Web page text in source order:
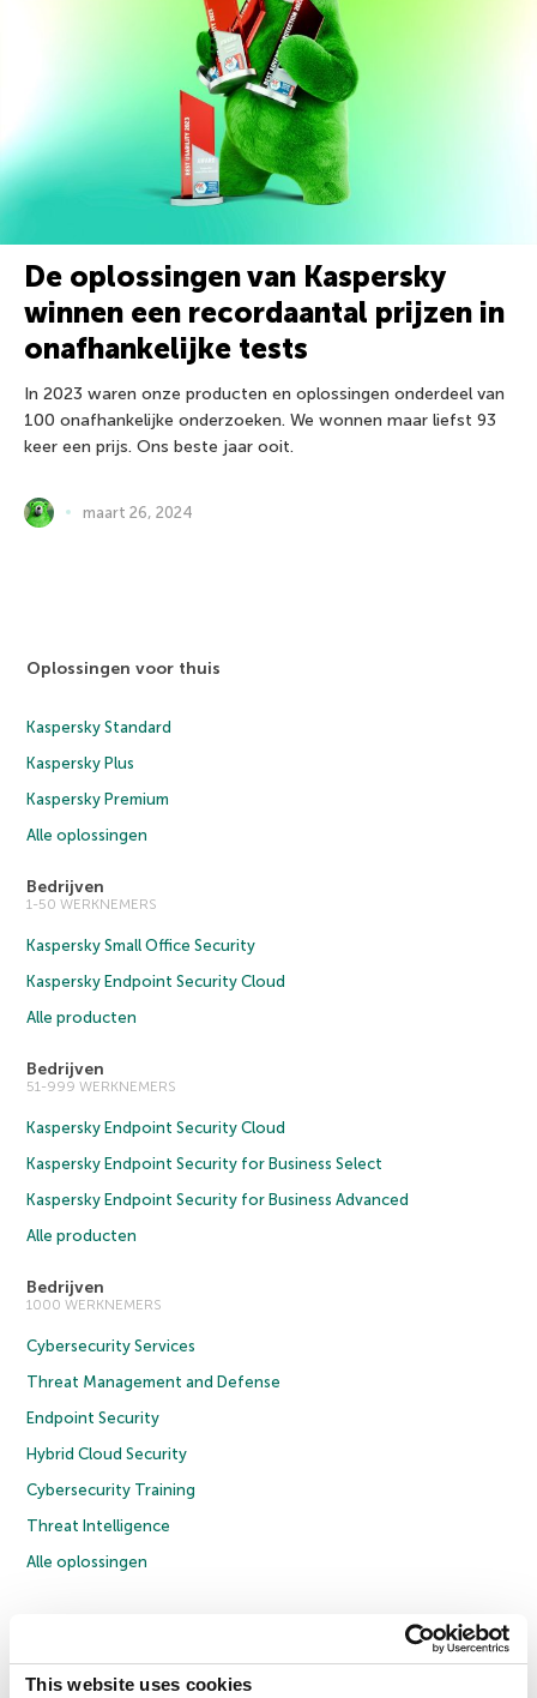
This website uses cookies
De oplossingen van Kaspersky
winnen een recordaantal prijzen in
onafhankelijke tests
In 2023 waren onze producten en oplossingen onderdeel van
100 onafhankelijke onderzoeken. We wonnen maar liefst 93
keer een prijs. Ons beste jaar ooit.
maart 26, 2024
Oplossingen voor thuis
Kaspersky Standard
Kaspersky Plus
Kaspersky Premium
Alle oplossingen
Bedrijven
1-50 WERKNEMERS
Kaspersky Small Office Security
Kaspersky Endpoint Security Cloud
Alle producten
Bedrijven
51-999 WERKNEMERS
Kaspersky Endpoint Security Cloud
Kaspersky Endpoint Security for Business Select
Kaspersky Endpoint Security for Business Advanced
Alle producten
Bedrijven
1000 WERKNEMERS
Cybersecurity Services
Threat Management and Defense
Endpoint Security
Hybrid Cloud Security
Cybersecurity Training
Threat Intelligence
Alle oplossingen
Privacybeleid
Licentieovereenkomst B2B
Cookies